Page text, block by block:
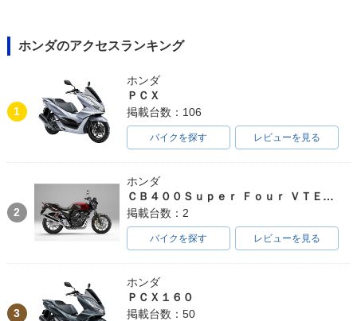
ホンダのアクセスランキング
1
ホンダ
ＰＣＸ
掲載台数：106
バイクを探す レビューを見る
2
ホンダ
ＣＢ４００Ｓｕｐｅｒ Ｆｏｕｒ ＶＴＥＣ ＳＰＥＣ３
掲載台数：2
バイクを探す レビューを見る
3
ホンダ
ＰＣＸ１６０
掲載台数：50